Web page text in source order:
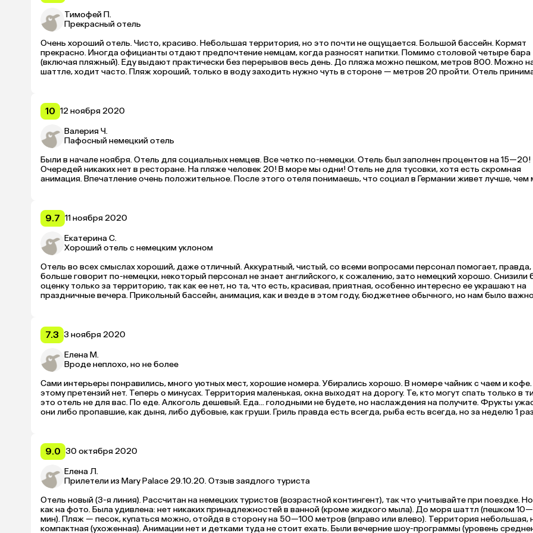
Тимофей П.
Прекрасный отель
Очень хороший отель. Чисто, красиво. Небольшая территория, но это почти не ощущается. Большой бассейн. Кормят
прекрасно. Иногда официанты отдают предпочтение немцам, когда разносят напитки. Помимо столовой четыре бара
(включая пляжный). Еду выдают практически без перерывов весь день. До пляжа можно пешком, метров 800. Можно
шаттле, ходит часто. Пляж хороший, только в воду заходить нужно чуть в стороне — метров 20 пройти. Отель
10 12 ноября 2020
Валерия Ч.
Пафосный немецкий отель
Были в начале ноября. Отель для социальных немцев. Все четко по-немецки. Отель был заполнен процентов на 15—20!
Очередей никаких нет в ресторане. На пляже человек 20! В море мы одни! Отель не для тусовки, хотя есть скромная
9.7 11 ноября 2020
Екатерина С.
Хороший отель с немецким уклоном
Отель во всех смыслах хороший, даже отличный. Аккуратный, чистый, со всеми вопросами персонал помогает, правда,
больше говорит по-немецки, некоторый персонал не знает английского, к сожалению, зато немецкий хорошо. Снизили
оценку только за территорию, так как ее нет, но та, что есть, красивая, приятная, особенно интересно ее украшают на
праздничные вечера. Прикольный бассейн, анимация, как и везде в этом году, бюджетнее обычного, но нам было
7.3 3 ноября 2020
Елена М.
Вроде неплохо, но не более
Сами интерьеры понравились, много уютных мест, хорошие номера. Убирались хорошо. В номере чайник с чаем и кофе.
этому претензий нет. Теперь о минусах. Территория маленькая, окна выходят на дорогу. Те, кто могут спать только в
это отель не для вас. По еде. Алкоголь дешевый. Еда... голодными не будете, но наслаждения на получите. Фрукты
они либо пропавшие, как дыня, либо дубовые, как груши. Гриль правда есть всегда, рыба есть всегда, но за неделю 1
9.0 30 октября 2020
Елена Л.
Прилетели из Mary Palace 29.10.20. Отзыв заядлого туриста
Отель новый (3-я линия). Рассчитан на немецких туристов (возрастной контингент), так что учитывайте при поездке.
как на фото. Была удивлена: нет никаких принадлежностей в ванной (кроме жидкого мыла). До моря шаттл (пешком
мин). Пляж — песок, купаться можно, отойдя в сторону на 50—100 метров (вправо или влево). Территория небольшая,
компактная (ухоженная). Анимации нет и детками туда не стоит ехать. Были вечерние шоу-программы (уровень